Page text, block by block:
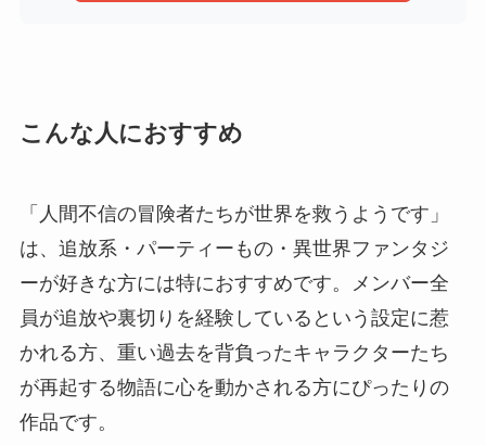
こんな人におすすめ
「人間不信の冒険者たちが世界を救うようです」
は、追放系・パーティーもの・異世界ファンタジ
ーが好きな方には特におすすめです。メンバー全
員が追放や裏切りを経験しているという設定に惹
かれる方、重い過去を背負ったキャラクターたち
が再起する物語に心を動かされる方にぴったりの
作品です。